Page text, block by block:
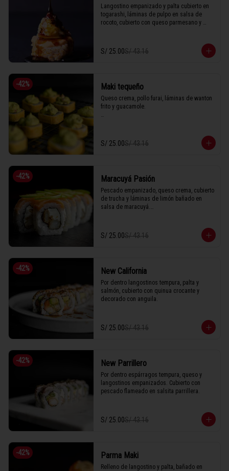
Langostino empanizado y palta cubierto en
togarashi, láminas de pulpo en salsa de
rocoto, cubierto con queso parmesano y
S/ 25.00S/ 43.16
-42% Maki tequeño
Queso crema, pollo furai, láminas de wanton
frito y guacamole.
1 Tabla (10 unidades)
S/ 25.00S/ 43.16
-42% Maracuyá Pasión
Pescado empanizado, queso crema, cubierto
de trucha y láminas de limón bañado en
salsa de maracuyá.
1 Tabla (10 unidades)
S/ 25.00S/ 43.16
-42% New California
Por dentro langostinos tempura, palta y
salmón, cubierto con quinua crocante y
decorado con anguila.
S/ 25.00S/ 43.16
-42% New Parrillero
Por dentro espárragos tempura, queso y
langostinos empanizados. Cubierto con
pescado flameado en salsita parrillera.
S/ 25.00S/ 43.16
-42% Parma Maki
Relleno de langostino y palta, bañado en